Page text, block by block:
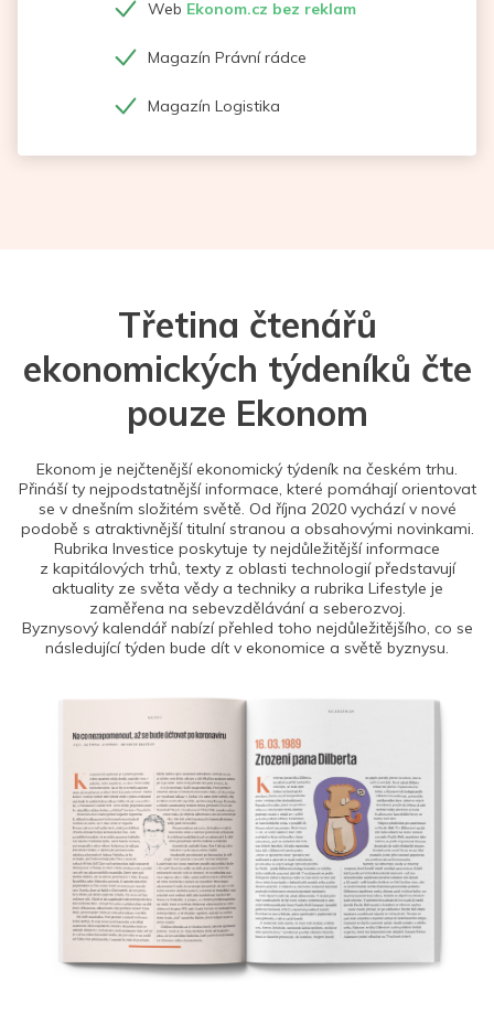
Web Ekonom.cz bez reklam
Magazín Právní rádce
Magazín Logistika
Třetina čtenářů
ekonomických týdeníků čte
pouze Ekonom
Ekonom je nejčtenější ekonomický týdeník na českém trhu.
Přináší ty nejpodstatnější informace, které pomáhají orientovat
se v dnešním složitém světě. Od října 2020 vychází v nové
podobě s atraktivnější titulní stranou a obsahovými novinkami.
Rubrika Investice poskytuje ty nejdůležitější informace
z kapitálových trhů, texty z oblasti technologií představují
aktuality ze světa vědy a techniky a rubrika Lifestyle je
zaměřena na sebevzdělávání a seberozvoj.
Byznysový kalendář nabízí přehled toho nejdůležitějšího, co se
následující týden bude dít v ekonomice a světě byznysu.